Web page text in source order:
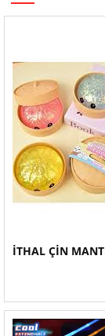
İTHAL ÇİN